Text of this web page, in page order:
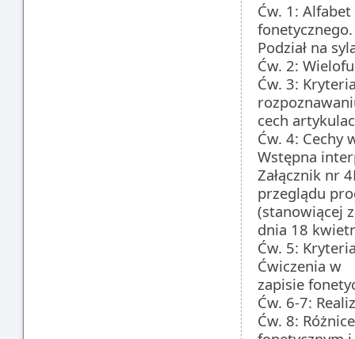
Ćw. 1:
fonetycznego.
Podział na
Ćw. 2:
Ćw. 3:
cech
Ćw. 4: Cechy
Wstępna
Załącznik nr
przeglądu
(stanowiącej
dnia 18
Ćw. 5:
Ćwiczenia w
zapisie
Ćw. 6-7:
Ćw. 8: